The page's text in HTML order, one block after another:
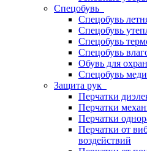
Спецобувь
Спецобувь
Спецобувь
Спецобувь
Спецобувь
Обувь для
Спецобувь
Защита рук
Перчатки
Перчатки
Перчатки
Перчатки от
воздействий